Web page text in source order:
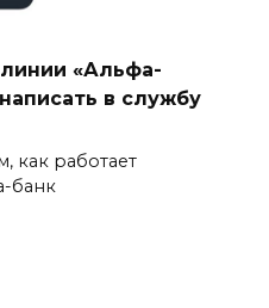
«Альфа-
в службу
как работает
банк